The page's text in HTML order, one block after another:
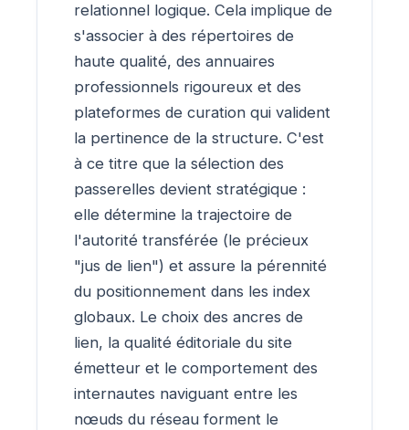
relationnel logique. Cela implique de
s'associer à des répertoires de
haute qualité, des annuaires
professionnels rigoureux et des
plateformes de curation qui valident
la pertinence de la structure. C'est
à ce titre que la sélection des
passerelles devient stratégique :
elle détermine la trajectoire de
l'autorité transférée (le précieux
"jus de lien") et assure la pérennité
du positionnement dans les index
globaux. Le choix des ancres de
lien, la qualité éditoriale du site
émetteur et le comportement des
internautes naviguant entre les
nœuds du réseau forment le